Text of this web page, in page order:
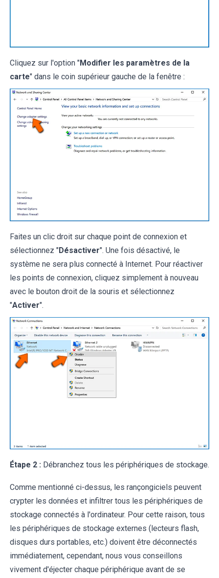
Cliquez sur l'option "Modifier les paramètres de la
carte" dans le coin supérieur gauche de la fenêtre :
Faites un clic droit sur chaque point de connexion et
sélectionnez "Désactiver". Une fois désactivé, le
système ne sera plus connecté à Internet. Pour réactiver
les points de connexion, cliquez simplement à nouveau
avec le bouton droit de la souris et sélectionnez
"Activer".
Étape 2 : Débranchez tous les périphériques de stockage.
Comme mentionné ci-dessus, les rançongiciels peuvent
crypter les données et infiltrer tous les périphériques de
stockage connectés à l'ordinateur. Pour cette raison, tous
les périphériques de stockage externes (lecteurs flash,
disques durs portables, etc.) doivent être déconnectés
immédiatement, cependant, nous vous conseillons
vivement d'éjecter chaque périphérique avant de se